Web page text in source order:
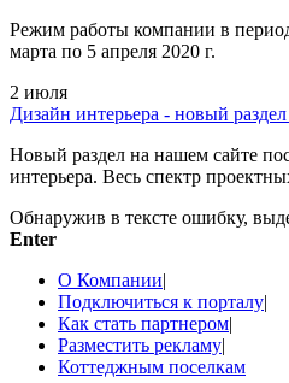
Режим работы компании в
марта по 5 апреля 2020 г.
2 июля
Дизайн интерьера - новый раздел
Новый раздел на нашем сайте
интерьера. Весь спектр
Обнаружив в тексте ошибку,
Enter
О Компании|
Подключиться к порталу|
Как стать партнером|
Разместить рекламу|
Коттеджным поселкам